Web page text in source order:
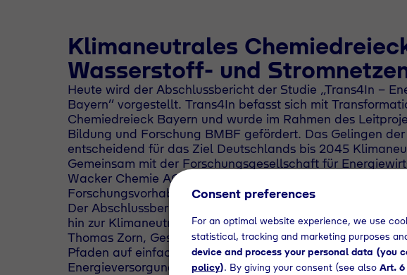
Klimaneutrales
Wasserstoff- und
Heute wird der Abschlussbericht der Studie „Trans4In –
Bayern” vorgestellt. Trans4In befasst sich mit
Chemiedreieck Bayern und wurde im Rahmen des
Bildung und Forschung BMBF gefördert. Das Gelingen
entscheidend für das Ziel Deutschlands bis 2045
Gemeinsam mit der Forschungsgesellschaft für
Wacker Chemie AG, bayernets GmbH und Bayernwerk
Forschungsvorhaben fachlich unterstützt.
Der Abschlussbericht beleuchtet dabei zwei
hin zur Klimaneutralität.
Thomas Zorn, Geschäftsführer der Tyczka Hydrogen:
Pfaden auf einfache und pragmatische Weise
Energieversorgung im Chemiedreieck zu vollziehen ist.
Consent preferences
For an optimal website experience, we use
statistical, tracking and marketing purposes
device and process your personal data (you
policy). By giving your consent (see also Art. 6